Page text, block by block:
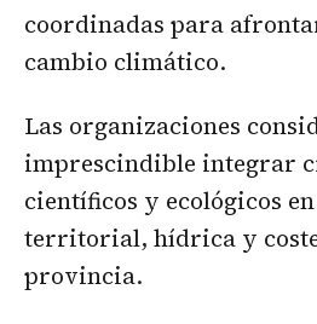
coordinadas para
cambio climático.
Las organizaciones
imprescindible integrar
científicos y ecológicos
territorial, hídrica y
provincia.